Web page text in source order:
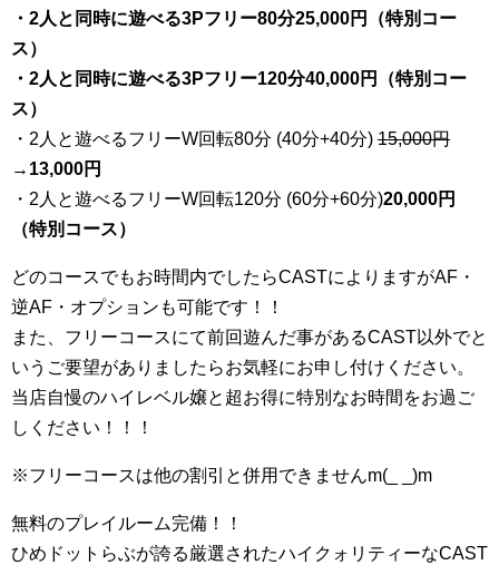
・2人と同時に遊べる3Pフリー80分25,000円（特別コー
ス）
・2人と同時に遊べる3Pフリー120分40,000円（特別コー
ス）
・2人と遊べるフリーW回転80分 (40分+40分) 15,000円
→ 13,000円
・2人と遊べるフリーW回転120分 (60分+60分)20,000円
（特別コース）
どのコースでもお時間内でしたらCASTによりますがAF・
逆AF・オプションも可能です！！
また、フリーコースにて前回遊んだ事があるCAST以外でと
いうご要望がありましたらお気軽にお申し付けください。
当店自慢のハイレベル嬢と超お得に特別なお時間をお過ご
しください！！！
※フリーコースは他の割引と併用できませんm(_ _)m
無料のプレイルーム完備！！
ひめドットらぶが誇る厳選されたハイクォリティーなCAST